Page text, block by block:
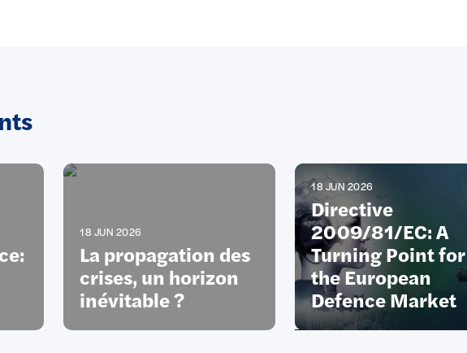
18 JUN 2026
La propagation des
crises, un horizon
inévitable ?
18 JUN 2026
Directive
2009/81/EC: A
Turning Point for
the European
Defence Market